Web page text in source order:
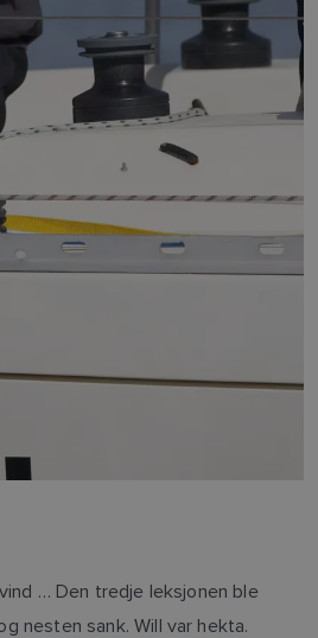
… Den tredje leksjonen ble
nesten sank. Will var hekta.